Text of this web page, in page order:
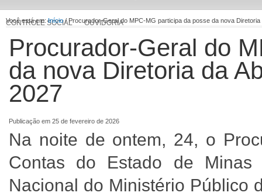
CONTROLE SOCIAL OUVIDORIA
Você está em:Início/ Procurador-Geral do MPC-MG participa da posse da nova
Procurador-Geral do
da nova Diretoria da
2027
Publicação em 25 de fevereiro de 2026
Na noite de ontem, 24, o
Contas do Estado de Minas
Nacional do Ministério Público